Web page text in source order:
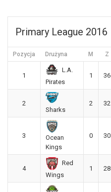
Primary League 2016
Pozycja Drużyna M Z
1
L.A.
Pirates
1 36
2
Sharks
2 32
3
Ocean
Kings
0 30
4
Red
Wings
1 28